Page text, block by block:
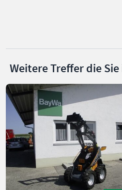
Weitere Treffer die